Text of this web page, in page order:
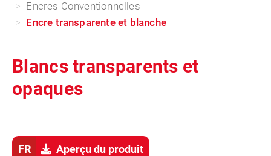
Encres Conventionnelles
Encre transparente et blanche
Blancs transparents et
opaques
FR Aperçu du produit